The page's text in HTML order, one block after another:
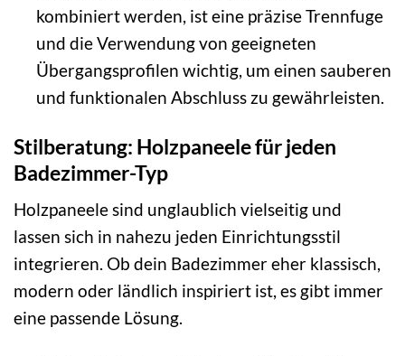
kombiniert werden, ist eine präzise Trennfuge
und die Verwendung von geeigneten
Übergangsprofilen wichtig, um einen sauberen
und funktionalen Abschluss zu gewährleisten.
Stilberatung: Holzpaneele für jeden
Badezimmer-Typ
Holzpaneele sind unglaublich vielseitig und
lassen sich in nahezu jeden Einrichtungsstil
integrieren. Ob dein Badezimmer eher klassisch,
modern oder ländlich inspiriert ist, es gibt immer
eine passende Lösung.